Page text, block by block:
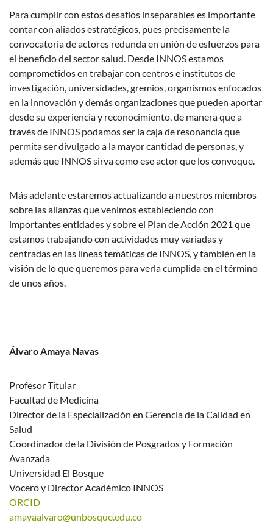
Para cumplir con estos desafíos inseparables es importante
contar con aliados estratégicos, pues precisamente la
convocatoria de actores redunda en unión de esfuerzos para
el beneficio del sector salud. Desde INNOS estamos
comprometidos en trabajar con centros e institutos de
investigación, universidades, gremios, organismos enfocados
en la innovación y demás organizaciones que pueden aportar
desde su experiencia y reconocimiento, de manera que a
través de INNOS podamos ser la caja de resonancia que
permita ser divulgado a la mayor cantidad de personas, y
además que INNOS sirva como ese actor que los convoque.
Más adelante estaremos actualizando a nuestros miembros
sobre las alianzas que venimos estableciendo con
importantes entidades y sobre el Plan de Acción 2021 que
estamos trabajando con actividades muy variadas y
centradas en las líneas temáticas de INNOS, y también en la
visión de lo que queremos para verla cumplida en el término
de unos años.
Álvaro Amaya Navas
Profesor Titular
Facultad de Medicina
Director de la Especialización en Gerencia de la Calidad en
Salud
Coordinador de la División de Posgrados y Formación
Avanzada
Universidad El Bosque
Vocero y Director Académico INNOS
ORCID
amayaalvaro@unbosque.edu.co